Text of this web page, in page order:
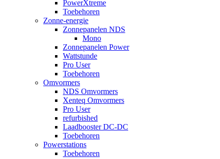
PowerXtreme
Toebehoren
Zonne-energie
Zonnepanelen NDS
Mono
Zonnepanelen Power
Wattstunde
Pro User
Toebehoren
Omvormers
NDS Omvormers
Xenteq Omvormers
Pro User
refurbished
Laadbooster DC-DC
Toebehoren
Powerstations
Toebehoren